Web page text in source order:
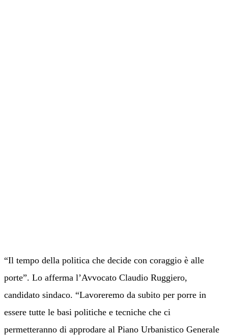
“Il tempo della politica che decide con coraggio è alle
porte”. Lo afferma l’Avvocato Claudio Ruggiero,
candidato sindaco. “Lavoreremo da subito per porre in
essere tutte le basi politiche e tecniche che ci
permetteranno di approdare al Piano Urbanistico Generale